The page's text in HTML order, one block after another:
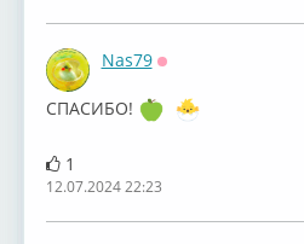
Nas79
СПАСИБО!
1
12.07.2024 22:23